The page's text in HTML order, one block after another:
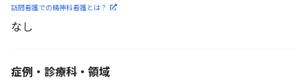
訪問看護での精神科看護とは？
なし
症例・診療科・ 領域